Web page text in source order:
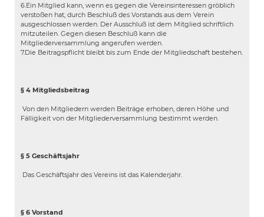
6.Ein Mitglied kann, wenn es gegen die Vereinsinteressen gröblich
verstoßen hat, durch Beschluß des Vorstands aus dem Verein
ausgeschlossen werden. Der Ausschluß ist dem Mitglied schriftlich
mitzuteilen. Gegen diesen Beschluß kann die
Mitgliederversammlung angerufen werden.
7.Die Beitragspflicht bleibt bis zum Ende der Mitgliedschaft bestehen.
§ 4 Mitgliedsbeitrag
Von den Mitgliedern werden Beiträge erhoben, deren Höhe und
Fälligkeit von der Mitgliederversammlung bestimmt werden.
§ 5 Geschäftsjahr
Das Geschäftsjahr des Vereins ist das Kalenderjahr.
§ 6 Vorstand